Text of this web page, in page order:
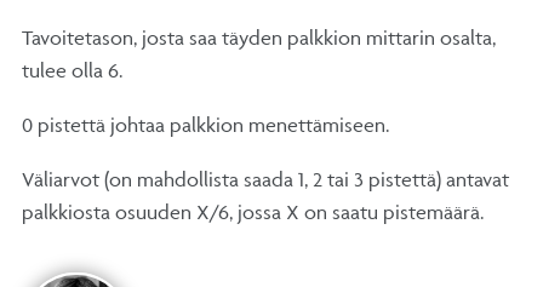
Tavoitetason, josta saa täyden palkkion mittarin osalta,
tulee olla 6.
0 pistettä johtaa palkkion menettämiseen.
Väliarvot (on mahdollista saada 1, 2 tai 3 pistettä) antavat
palkkiosta osuuden X/6, jossa X on saatu pistemäärä.